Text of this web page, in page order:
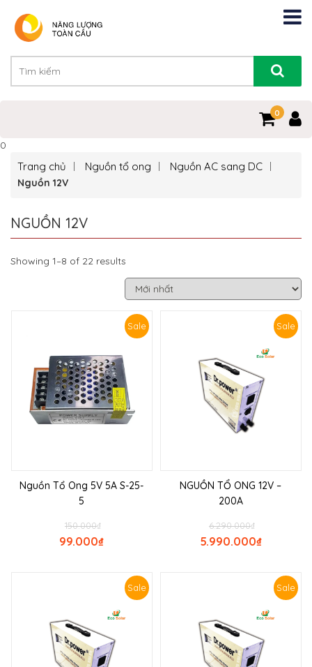
0
0
Trang chủ Nguồn tổ ong Nguồn AC sang DC
Nguồn 12V
NGUỒN 12V
Showing 1–8 of 22 results
Sale
Nguồn Tổ Ong 5V 5A S-25-
5
₫
150.000
₫
99.000
Sale
NGUỒN TỔ ONG 12V –
200A
₫
6.290.000
₫
5.990.000
Sale Sale